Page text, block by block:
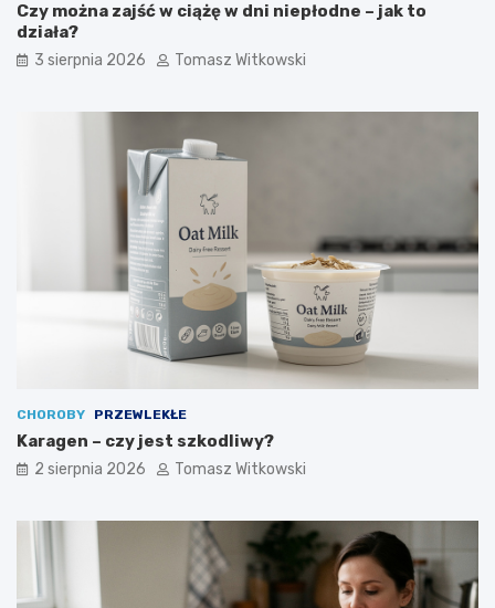
Czy można zajść w ciążę w dni niepłodne – jak to
działa?
3 sierpnia 2026 Tomasz Witkowski
CHOROBY PRZEWLEKŁE
Karagen – czy jest szkodliwy?
2 sierpnia 2026 Tomasz Witkowski